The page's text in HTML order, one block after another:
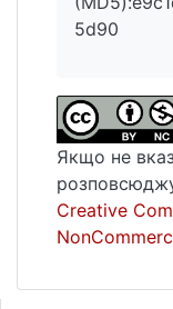
5d90
Якщо не
Creative